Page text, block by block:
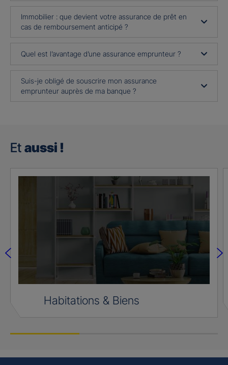
Immobilier : que devient votre assurance de prêt en
cas de remboursement anticipé ?
Quel est l’avantage d’une assurance emprunteur ?
Suis-je obligé de souscrire mon assurance
emprunteur auprès de ma banque ?
Et aussi !
Habitations & Biens